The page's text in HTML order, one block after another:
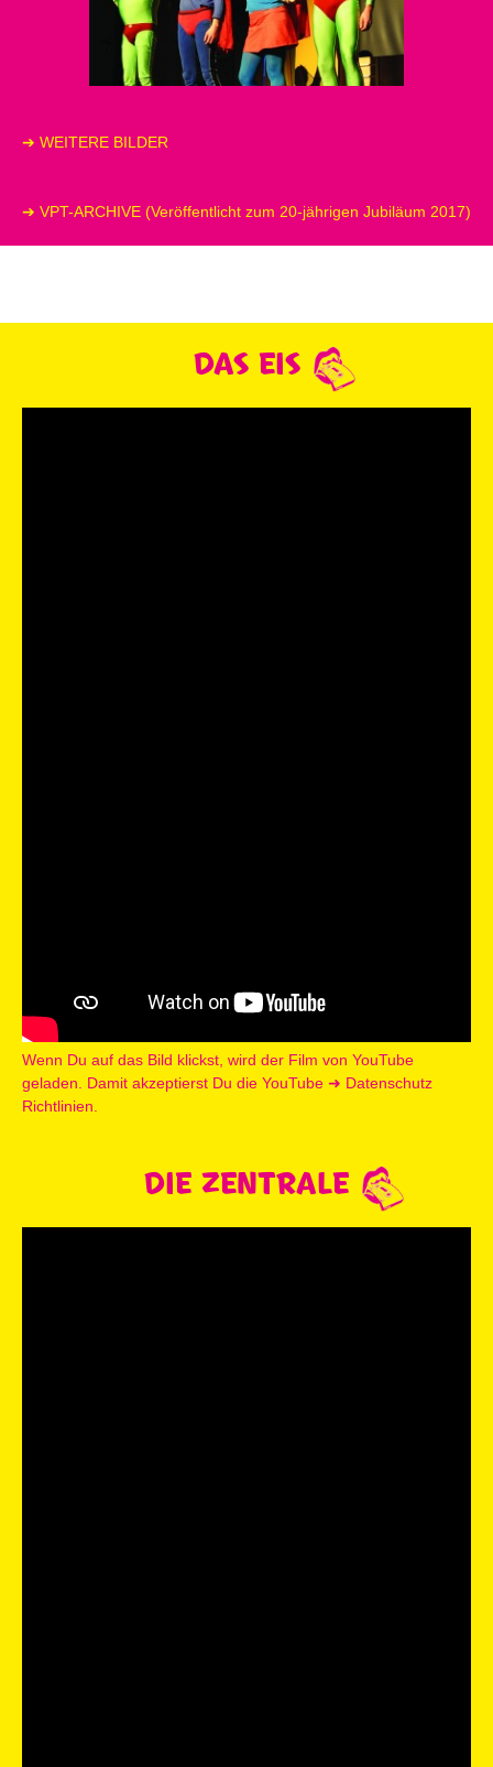
➔ WEITERE BILDER
➔ VPT-ARCHIVE (Veröffentlicht zum 20-jährigen Jubiläum 2017)
DAS EIS
Wenn Du auf das Bild klickst, wird der Film von YouTube
geladen. Damit akzeptierst Du die YouTube ➜ Datenschutz
Richtlinien.
DIE ZENTRALE